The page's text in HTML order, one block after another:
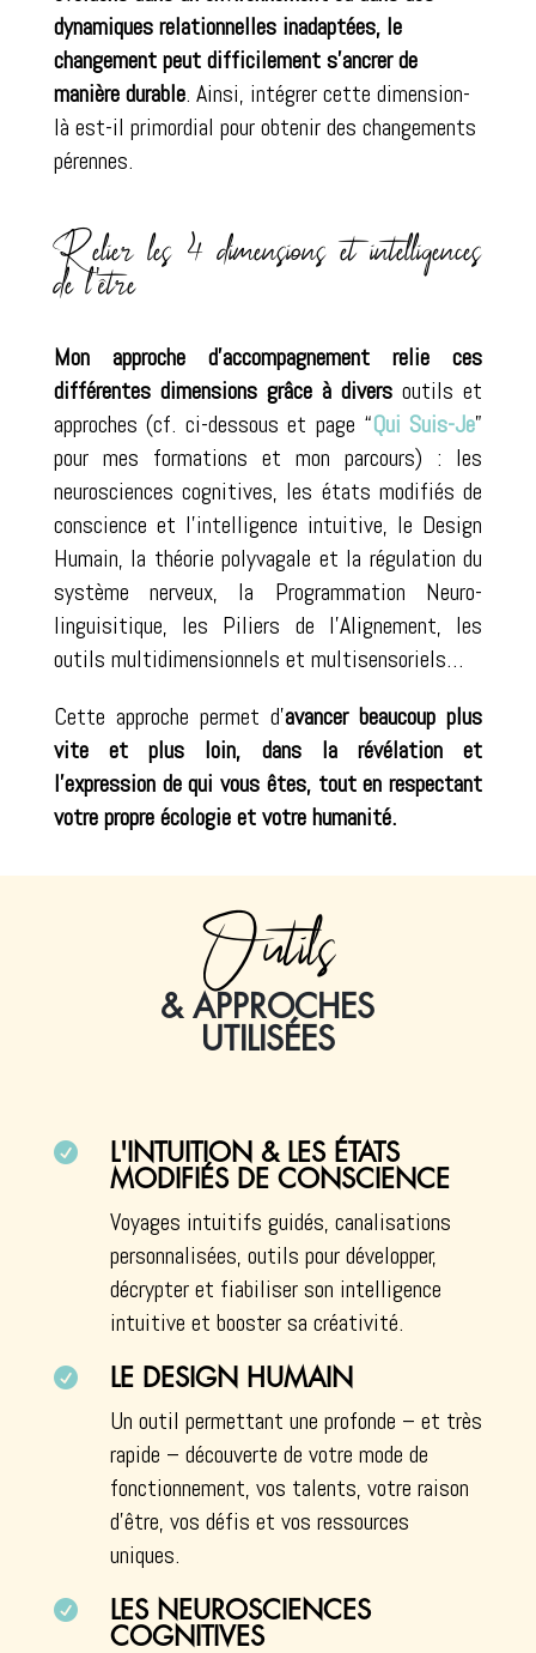
dynamiques relationnelles inadaptées, le
changement peut difficilement s’ancrer de
manière durable. Ainsi, intégrer cette dimension-
là est-il primordial pour obtenir des changements
pérennes.
Relier les 4 dimensions et intelligences
de l’être
Mon approche d’accompagnement relie ces
différentes dimensions grâce à diversoutils et
approches (cf. ci-dessous et page “Qui Suis-Je”
pour mes formations et mon parcours) : les
neurosciences cognitives, les états modifiés de
conscience et l’intelligence intuitive, le Design
Humain, la théorie polyvagale et la régulation du
système nerveux, la Programmation Neuro-
linguisitique, les Piliers de l’Alignement, les
outils multidimensionnels et multisensoriels…
Cette approche permet d’avancer beaucoup plus
vite et plus loin, dans la révélation et
l’expression de qui vous êtes, tout en respectant
votre propre écologie et votre humanité.
Outils
& APPROCHES
UTILISÉES

L'INTUITION & LES ÉTATS
MODIFIÉS DE CONSCIENCE
Voyages intuitifs guidés, canalisations
personnalisées, outils pour développer,
décrypter et fiabiliser son intelligence
intuitive et booster sa créativité.
 LE DESIGN HUMAIN
Un outil permettant une profonde – et très
rapide – découverte de votre mode de
fonctionnement, vos talents, votre raison
d’être, vos défis et vos ressources
uniques.

LES NEUROSCIENCES
COGNITIVES